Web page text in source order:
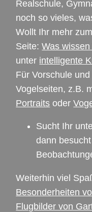
Realschule,
noch so vieles,
Wollt Ihr mehr
Seite:Was
unter intelligente
Für Vorschule
Vogelseiten, z.B.
Portraits oder
Sucht Ihr
dann
Weiterhin viel
Besonderheiten
Flugbilder von